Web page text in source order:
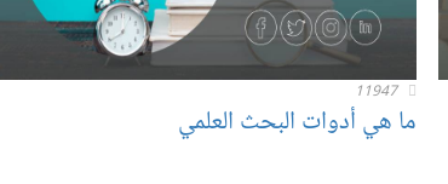
11947
ما هي أدوات البحث العلمي